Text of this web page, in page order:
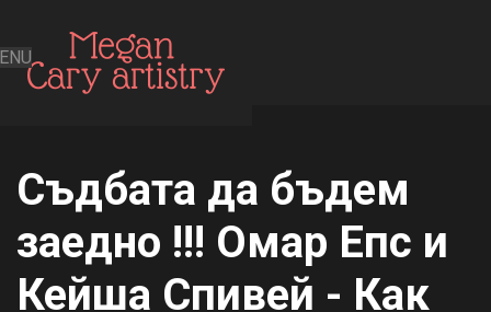
Съдбата да бъдем
заедно !!! Омар Епс и
Кейша Спивей - Как